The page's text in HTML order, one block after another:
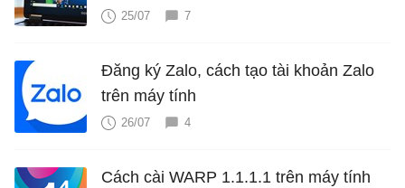
25/07 7
Đăng ký Zalo, cách tạo tài khoản Zalo
trên máy tính
26/07 4
Cách cài WARP 1.1.1.1 trên máy tính